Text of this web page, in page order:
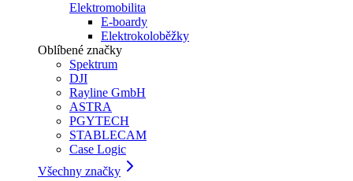
Elektromobilita
E-boardy
Elektrokoloběžky
Oblíbené značky
Spektrum
DJI
Rayline GmbH
ASTRA
PGYTECH
STABLECAM
Case Logic
Všechny značky